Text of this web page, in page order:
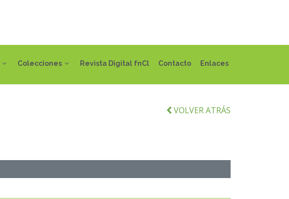
Colecciones Revista Digital fnCl Contacto Enlaces
VOLVER ATRÁS